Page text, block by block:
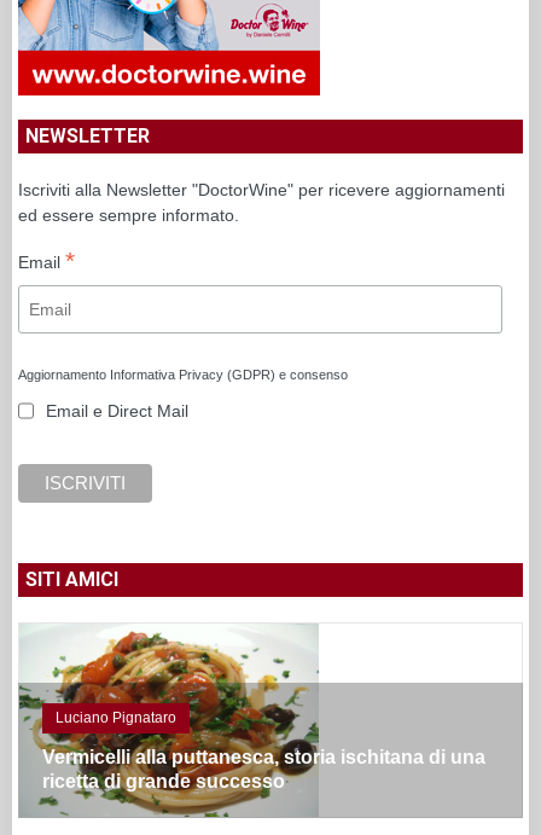
NEWSLETTER
Iscriviti alla Newsletter "DoctorWine" per ricevere aggiornamenti
ed essere sempre informato.
Email *
Aggiornamento Informativa Privacy (GDPR) e consenso
Email e Direct Mail
SITI AMICI
Luciano Pignataro
Vermicelli alla puttanesca, storia ischitana di una
ricetta di grande successo